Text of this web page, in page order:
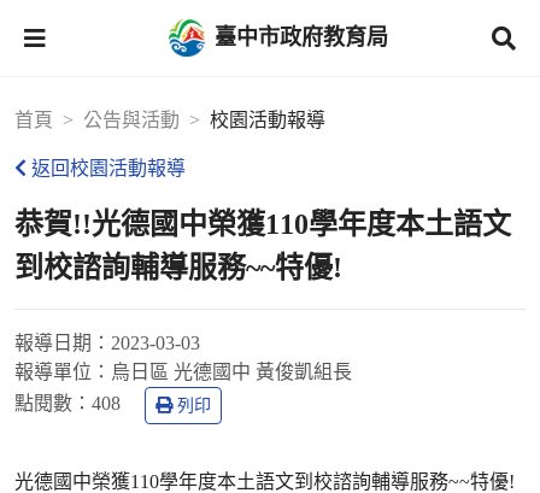
臺中市政府教育局
首頁 公告與活動 校園活動報導
返回校園活動報導
恭賀!!光德國中榮獲110學年度本土語文
到校諮詢輔導服務~~特優!
報導日期： 2023-03-03
報導單位： 烏日區 光德國中 黃俊凱組長
點閱數： 408 列印
光德國中榮獲110學年度本土語文到校諮詢輔導服務~~特優!